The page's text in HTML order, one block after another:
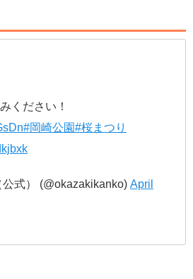
ください！
#岡崎公園#桜まつり
式） (@okazakikanko) April